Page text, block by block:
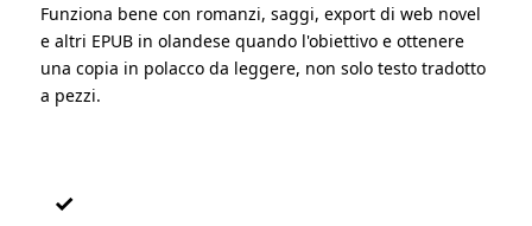
Funziona bene con romanzi, saggi, export di web novel
e altri EPUB in olandese quando l'obiettivo e ottenere
una copia in polacco da leggere, non solo testo tradotto
a pezzi.
✓